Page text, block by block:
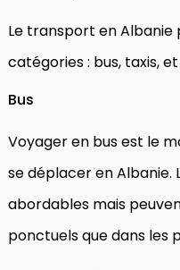
Le transport en
catégories : bus, taxis,
Bus
Voyager en bus est le
se déplacer en Albanie.
abordables mais
ponctuels que dans les